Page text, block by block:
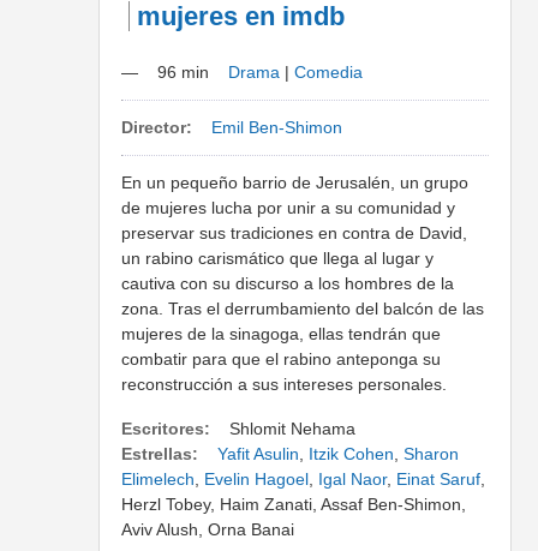
— 96 min Drama |Comedia
Director: Emil Ben-Shimon
En un pequeño barrio de Jerusalén, un grupo
de mujeres lucha por unir a su comunidad y
preservar sus tradiciones en contra de David,
un rabino carismático que llega al lugar y
cautiva con su discurso a los hombres de la
zona. Tras el derrumbamiento del balcón de las
mujeres de la sinagoga, ellas tendrán que
combatir para que el rabino anteponga su
reconstrucción a sus intereses personales.
Escritores:
Shlomit Nehama
Estrellas:
Yafit Asulin Itzik Cohen ,Sharon
Elimelech
Evelin Hagoel Igal Naor, Einat Saruf
Herzl Tobey, Haim Zanati, Assaf Ben-Shimon,
Aviv Alush, Orna Banai